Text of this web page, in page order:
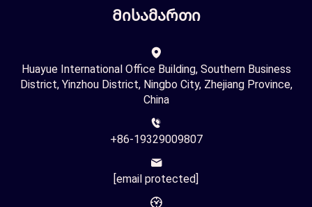
Მისამართი
Huayue International Office Building, Southern Business
District, Yinzhou District, Ningbo City, Zhejiang Province,
China
+86-19329009807
[email protected]